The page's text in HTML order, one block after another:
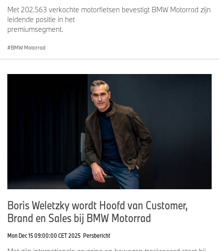
Met 202.563 verkochte motorfietsen bevestigt BMW Motorrad zijn
leidende positie in het
premiumsegment.
BMW Motorrad
Boris Weletzky wordt Hoofd van Customer,
Brand en Sales bij BMW Motorrad
Mon Dec 15 09:00:00 CET 2025 Persbericht